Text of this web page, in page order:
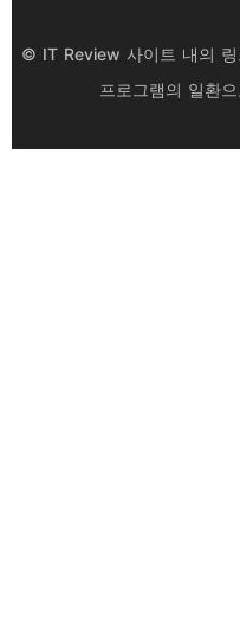
© IT Review 사이트 내의 링
프로그램의 일환